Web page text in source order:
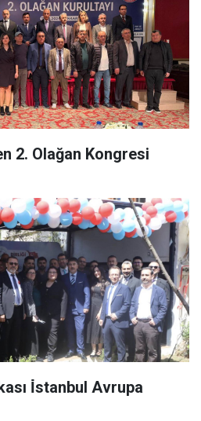
2. Olağan Kongresi
İ̇stanbul Avrupa